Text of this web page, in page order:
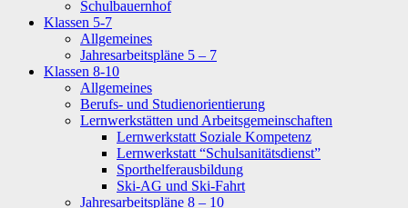
Schulbauernhof
Klassen 5-7
Allgemeines
Jahresarbeitspläne 5 – 7
Klassen 8-10
Allgemeines
Berufs- und Studienorientierung
Lernwerkstätten und Arbeitsgemeinschaften
Lernwerkstatt Soziale Kompetenz
Lernwerkstatt “Schulsanitätsdienst”
Sporthelferausbildung
Ski-AG und Ski-Fahrt
Jahresarbeitspläne 8 – 10